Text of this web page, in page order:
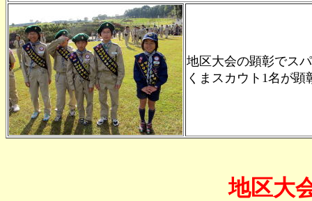
地区大会の顕彰でス
くまスカウト1名が顕
地区大